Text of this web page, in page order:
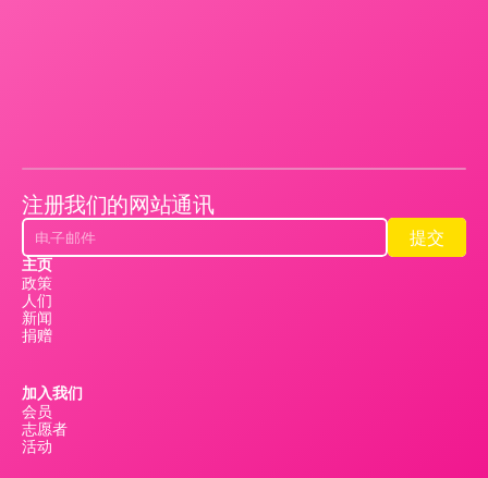
注册我们的网站通讯
提交
提交
主页
政策
人们
新闻
捐赠
加入我们
会员
志愿者
活动